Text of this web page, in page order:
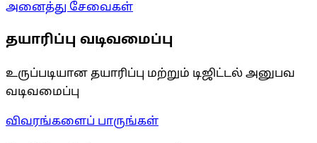
அனைத்து சேவைகள்
தயாரிப்பு வடிவமைப்பு
உருப்படியான தயாரிப்பு மற்றும் டிஜிட்டல் அனுபவ
வடிவமைப்பு
விவரங்களைப் பாருங்கள்